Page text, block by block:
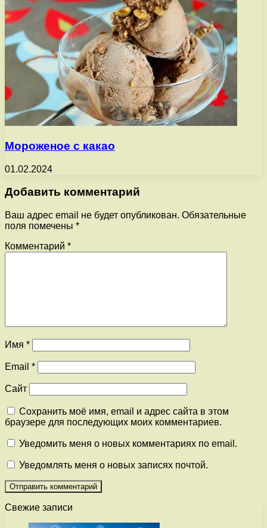
Мороженое с какао
01.02.2024
Добавить комментарий
Ваш адрес email не будет опубликован. Обязательные
поля помечены *
Комментарий *
Имя *
Email *
Сайт
Сохранить моё имя, email и адрес сайта в этом
браузере для последующих моих комментариев.
Уведомить меня о новых комментариях по email.
Уведомлять меня о новых записях почтой.
Свежие записи